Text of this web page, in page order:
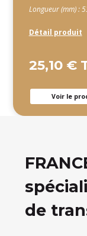
Longueur (mm) :
Détail produit
25,10 €
Voir le
de